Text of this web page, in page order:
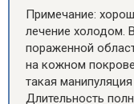
Примечание:
лечение холодом.
пораженной
на кожном
такая
Длительность